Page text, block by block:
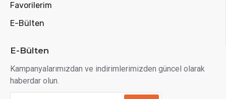
Favorilerim
E-Bülten
E-Bülten
Kampanyalarımızdan ve indirimlerimizden güncel olarak
haberdar olun.